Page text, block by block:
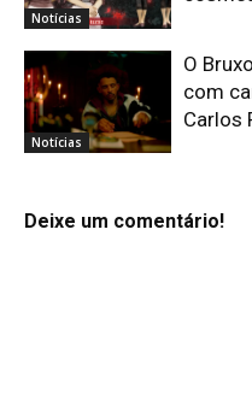
Notícias
Notícias
O
com
Carlos
Deixe um comentário!